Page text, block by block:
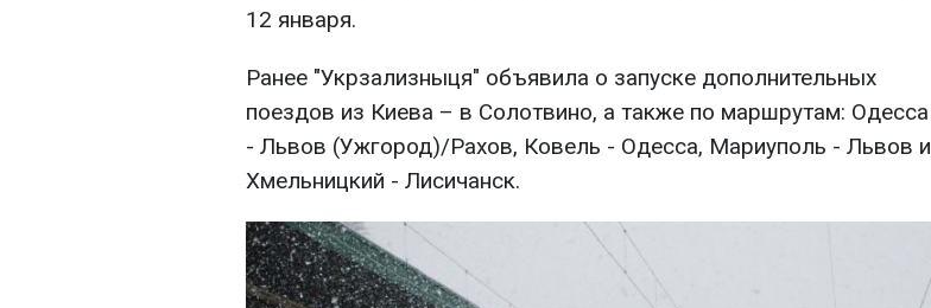
12 января.
Ранее "Укрзализныця" объявила о запуске дополнительных
поездов из Киева – в Солотвино, а также по маршрутам: Одесса
- Львов (Ужгород)/Рахов, Ковель - Одесса, Мариуполь - Львов и
Хмельницкий - Лисичанск.